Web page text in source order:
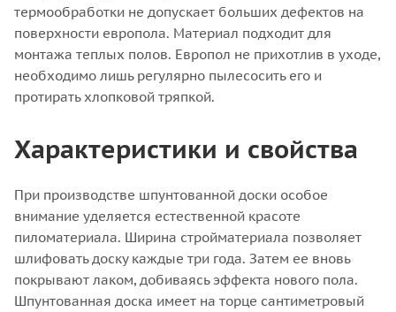
термообработки не допускает больших дефектов на
поверхности европола. Материал подходит для
монтажа теплых полов. Европол не прихотлив в уходе,
необходимо лишь регулярно пылесосить его и
протирать хлопковой тряпкой.
Характеристики и свойства
При производстве шпунтованной доски особое
внимание уделяется естественной красоте
пиломатериала. Ширина стройматериала позволяет
шлифовать доску каждые три года. Затем ее вновь
покрывают лаком, добиваясь эффекта нового пола.
Шпунтованная доска имеет на торце сантиметровый